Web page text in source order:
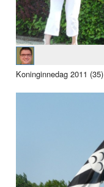
Koninginnedag 2011 (35)